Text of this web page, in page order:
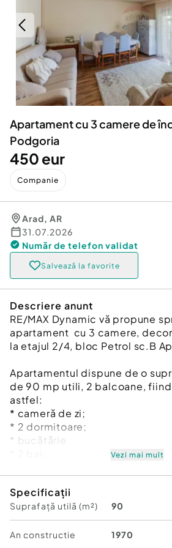
Servicii
Animale de companie
Afaceri și echipamente
Inchiriere Bunuri si Vehicule
Utilaje agricole si industriale
Piese auto si accesorii
Dacia Duster
Apartament cu 3 camere de
Podgoria
450 eur
Companie
Arad, AR
31.07.2026
Număr de telefon validat
Salvează la favorite
Descriere anunt
RE/MAX Dynamic vă propune
apartament cu 3 camere,
la etajul 2/4, bloc Petrol sc.B
Apartamentul dispune de o
de 90 mp utili, 2 balcoane,
astfel:
* cameră de zi;
* 2 dormitoare;
* bucătărie
Dotări:
* centrală termică proprie;
* aer condiționat;
* baie complet amenajată și
Vezi mai mult
Specificații
Suprafață utilă (m²) 90
An constructie 1970